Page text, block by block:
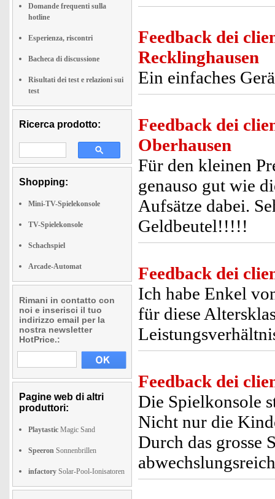
Domande frequenti sulla
hotline
Esperienza, riscontri
Bacheca di discussione
Risultati dei test e relazioni sui
test
Ricerca prodotto:
Shopping:
Mini-TV-Spielekonsole
TV-Spielekonsole
Schachspiel
Arcade-Automat
Rimani in contatto con
noi e inserisci il tuo
indirizzo email per la
nostra newsletter
HotPrice.:
Pagine web di altri
produttori:
Playtastic Magic Sand
Speeron Sonnenbrillen
infactory Solar-Pool-Ionisatoren
Feedback dei
Recklinghausen
Ein einfaches
Feedback dei
Oberhausen
Für den kleinen
genauso gut wie
Aufsätze dabei.
Geldbeutel!!!!!
Feedback dei
Ich habe Enkel
für diese
Feedback dei
Die Spielkonsole
Nicht nur die
Durch das grosse